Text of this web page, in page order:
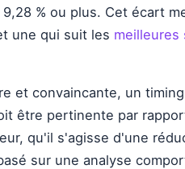
% ou plus. Cet écart
une qui suit les
et convaincante, un
être pertinente par
qu'il s'agisse d'une
sur une analyse